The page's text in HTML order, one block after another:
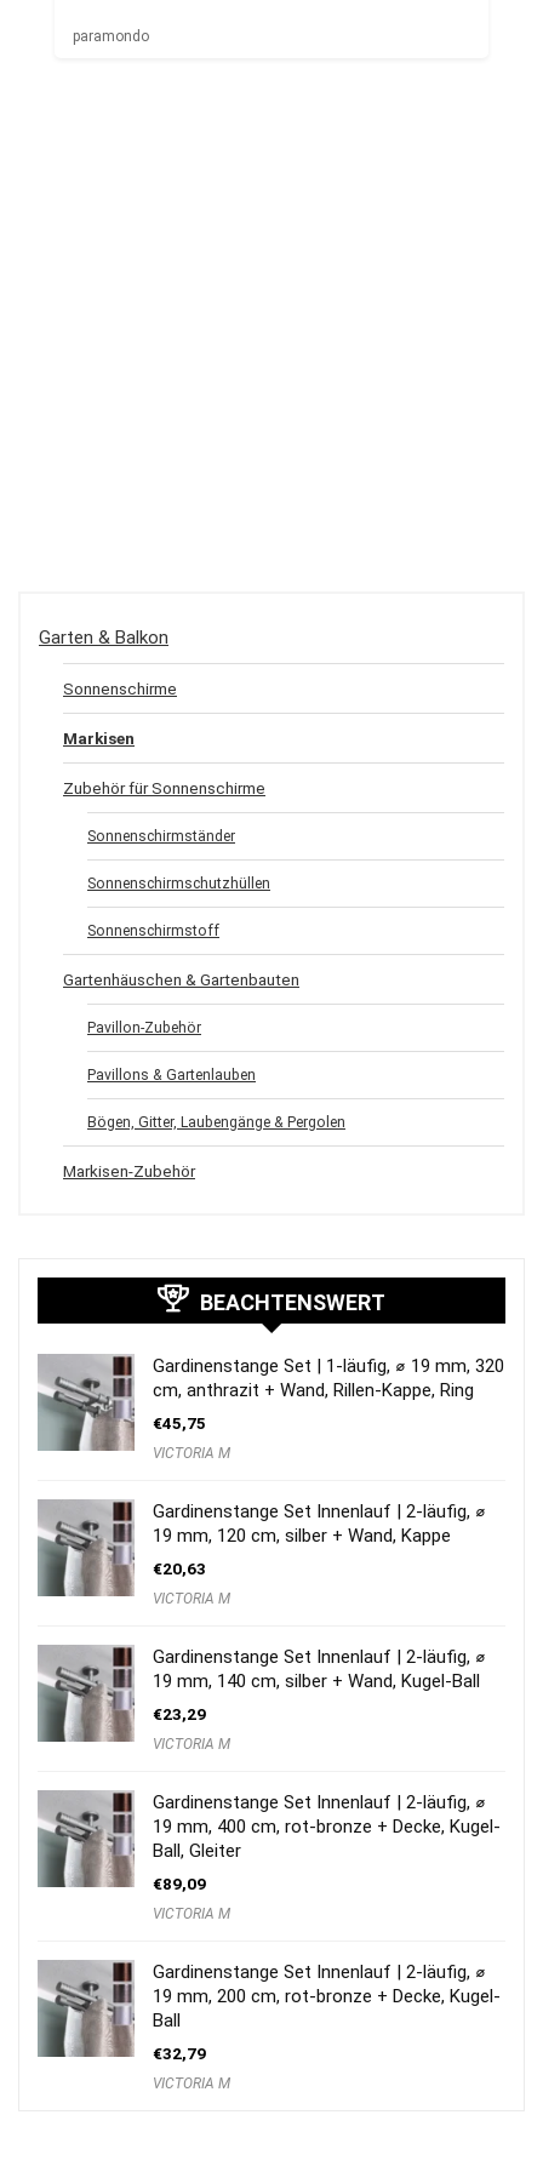
paramondo
Garten & Balkon
Sonnenschirme
Markisen
Zubehör für Sonnenschirme
Sonnenschirmständer
Sonnenschirmschutzhüllen
Sonnenschirmstoff
Gartenhäuschen & Gartenbauten
Pavillon-Zubehör
Pavillons & Gartenlauben
Bögen, Gitter, Laubengänge & Pergolen
Markisen-Zubehör
BEACHTENSWERT
Gardinenstange Set | 1-läufig, ⌀ 19 mm, 320
cm, anthrazit + Wand, Rillen-Kappe, Ring
€45,75
VICTORIA M
Gardinenstange Set Innenlauf | 2-läufig, ⌀
19 mm, 120 cm, silber + Wand, Kappe
€20,63
VICTORIA M
Gardinenstange Set Innenlauf | 2-läufig, ⌀
19 mm, 140 cm, silber + Wand, Kugel-Ball
€23,29
VICTORIA M
Gardinenstange Set Innenlauf | 2-läufig, ⌀
19 mm, 400 cm, rot-bronze + Decke, Kugel-
Ball, Gleiter
€89,09
VICTORIA M
Gardinenstange Set Innenlauf | 2-läufig, ⌀
19 mm, 200 cm, rot-bronze + Decke, Kugel-
Ball
€32,79
VICTORIA M